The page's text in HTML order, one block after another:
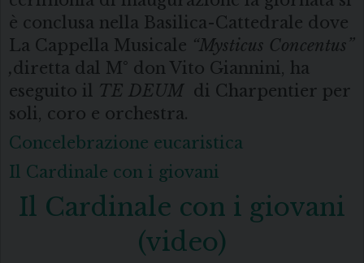
è conclusa nella Basilica-Cattedrale dove
La Cappella Musicale “Mysticus Concentus”
,diretta dal M° don Vito Giannini, ha
eseguito il TE DEUM di Charpentier per
soli, coro e orchestra.
Concelebrazione eucaristica
Il Cardinale con i giovani
Il Cardinale con i giovani
(video)